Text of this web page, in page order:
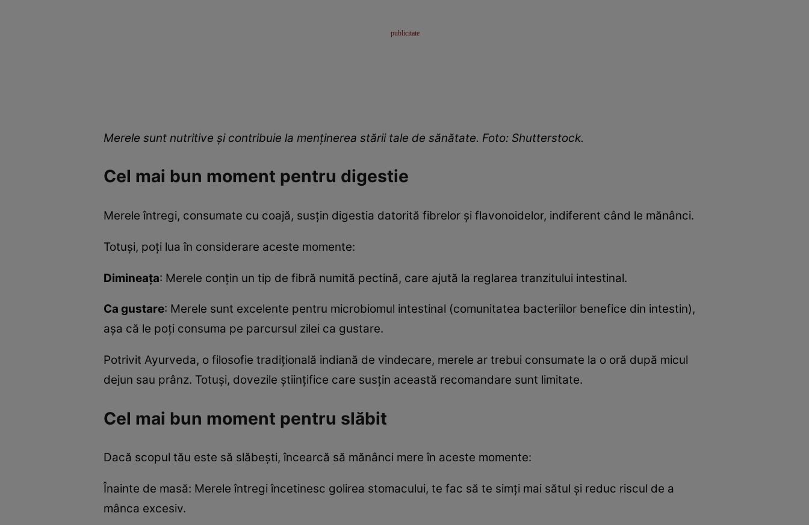
Merele sunt nutritive și contribuie la menținerea stării tale de sănătate. Foto: Shutterstock.
Cel mai bun moment pentru digestie
Merele întregi, consumate cu coajă, susțin digestia datorită fibrelor și flavonoidelor, indiferent când le mănânci.
Totuși, poți lua în considerare aceste momente:
Dimineața: Merele conțin un tip de fibră numită pectină, care ajută la reglarea tranzitului intestinal.
Ca gustare: Merele sunt excelente pentru microbiomul intestinal (comunitatea bacteriilor benefice din intestin),
așa că le poți consuma pe parcursul zilei ca gustare.
Potrivit Ayurveda, o filosofie tradițională indiană de vindecare, merele ar trebui consumate la o oră după micul
dejun sau prânz. Totuși, dovezile științifice care susțin această recomandare sunt limitate.
Cel mai bun moment pentru slăbit
Dacă scopul tău este să slăbești, încearcă să mănânci mere în aceste momente:
Înainte de masă: Merele întregi încetinesc golirea stomacului, te fac să te simți mai sătul și reduc riscul de a
mânca excesiv.